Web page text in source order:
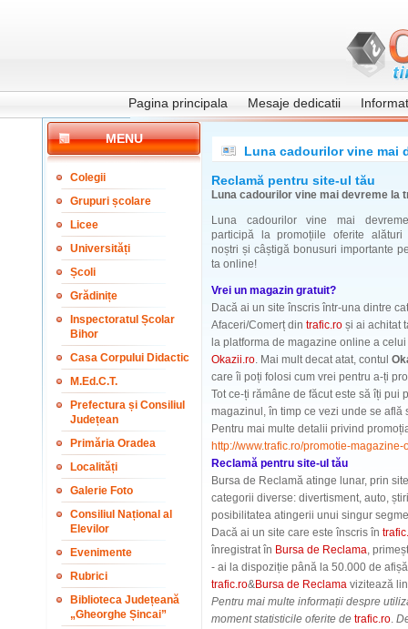
Pagina principala Mesaje dedicatii
MENU
Colegii
Grupuri școlare
Licee
Universități
Școli
Grădinițe
Inspectoratul Școlar
Bihor
Casa Corpului Didactic
M.Ed.C.T.
Prefectura și Consiliul
Județean
Primăria Oradea
Localități
Galerie Foto
Consiliul Național al
Elevilor
Evenimente
Rubrici
Biblioteca Județeană
„Gheorghe Șincai”
Luna cadourilor vine mai
Reclamă pentru site-ul tău
Luna cadourilor vine mai devreme la
Luna cadourilor vine mai
participă la promoțiile oferite alături
noștri și câștigă bonusuri importante
ta online!
Vrei un magazin gratuit?
Dacă ai un site înscris într-una dintre
Afaceri/Comerț din trafic.ro și ai achitat
la platforma de magazine online a
Okazii.ro. Mai mult decat atat, contul
care îi poți folosi cum vrei pentru a-ți
Tot ce-ți rămâne de făcut este să îți
magazinul, în timp ce vezi unde se
Pentru mai multe detalii privind
http://www.trafic.ro/promotie-magazine-
Reclamă pentru site-ul tău
Bursa de Reclamă atinge lunar, prin
categorii diverse: divertisment, auto,
posibilitatea atingerii unui singur
Dacă ai un site care este înscris în
înregistrat în Bursa de Reclama,
- ai la dispoziție până la 50.000 de
trafic.ro&Bursa de Reclama vizitează
Pentru mai multe informații despre
moment statisticile oferite de trafic.ro.